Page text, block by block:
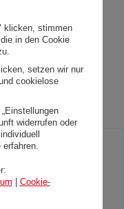
klicken, stimmen
in den Cookie
setzen wir nur
cookielose
widerrufen oder
erfahren.
Cookie-
den Kaufpreis